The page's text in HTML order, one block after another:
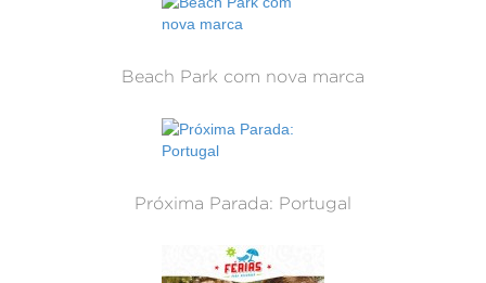
Beach Park com nova marca
Próxima Parada: Portugal